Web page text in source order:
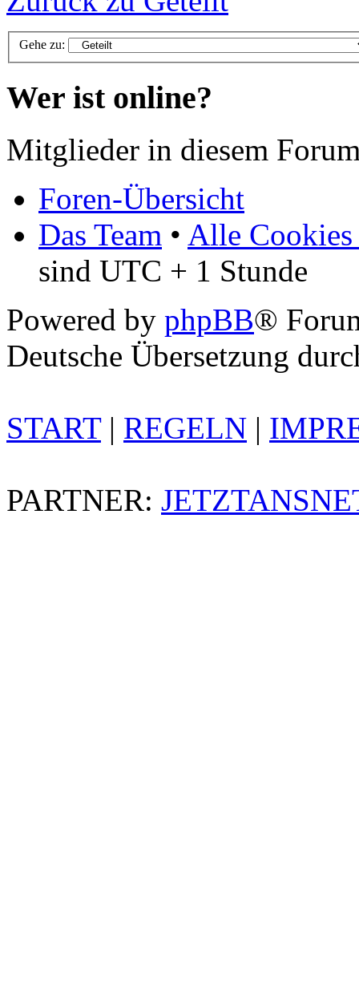
Gehe zu:
Wer ist online?
Mitglieder in diesem
Foren-Übersicht
Das Team • Alle Cookies
sind UTC + 1 Stunde
Powered by phpBB®
Deutsche Übersetzung
START| REGELN |
PARTNER: